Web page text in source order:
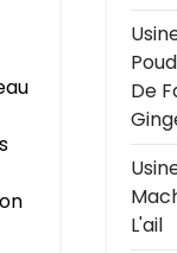
De
L'ail